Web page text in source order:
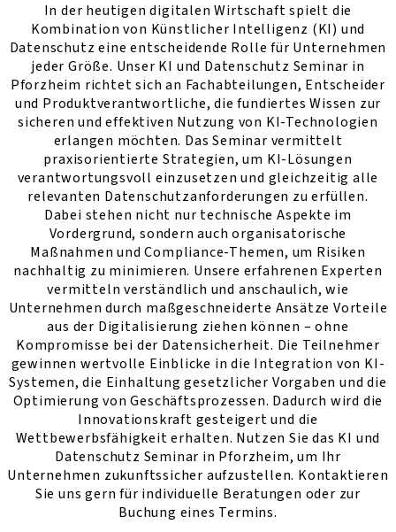
In der heutigen digitalen Wirtschaft spielt die
Kombination von Künstlicher Intelligenz (KI) und
Datenschutz eine entscheidende Rolle für Unternehmen
jeder Größe. Unser KI und Datenschutz Seminar in
Pforzheim richtet sich an Fachabteilungen, Entscheider
und Produktverantwortliche, die fundiertes Wissen zur
sicheren und effektiven Nutzung von KI-Technologien
erlangen möchten. Das Seminar vermittelt
praxisorientierte Strategien, um KI-Lösungen
verantwortungsvoll einzusetzen und gleichzeitig alle
relevanten Datenschutzanforderungen zu erfüllen.
Dabei stehen nicht nur technische Aspekte im
Vordergrund, sondern auch organisatorische
Maßnahmen und Compliance-Themen, um Risiken
nachhaltig zu minimieren. Unsere erfahrenen Experten
vermitteln verständlich und anschaulich, wie
Unternehmen durch maßgeschneiderte Ansätze Vorteile
aus der Digitalisierung ziehen können – ohne
Kompromisse bei der Datensicherheit. Die Teilnehmer
gewinnen wertvolle Einblicke in die Integration von KI-
Systemen, die Einhaltung gesetzlicher Vorgaben und die
Optimierung von Geschäftsprozessen. Dadurch wird die
Innovationskraft gesteigert und die
Wettbewerbsfähigkeit erhalten. Nutzen Sie das KI und
Datenschutz Seminar in Pforzheim, um Ihr
Unternehmen zukunftssicher aufzustellen. Kontaktieren
Sie uns gern für individuelle Beratungen oder zur
Buchung eines Termins.